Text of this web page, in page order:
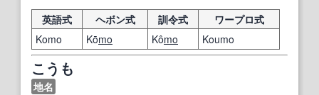
英語式
ヘボン式 訓令式
ワープロ式
Komo
Kōmo Kômo Koumo
こうも
地名